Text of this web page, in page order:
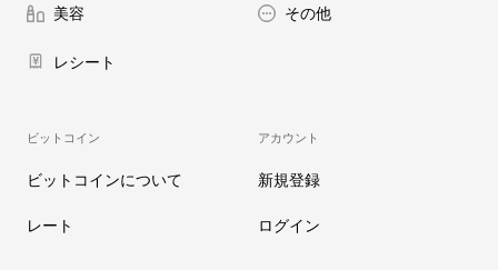
美容 その他
レシート
ビットコイン
ビットコインについて
レート
アカウント
新規登録
ログイン